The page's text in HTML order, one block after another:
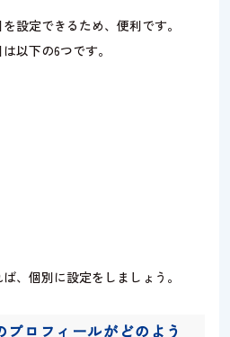
設定できるため、便利です。
以下の6つです。
、個別に設定をしましょう。
プロフィールがどのよう